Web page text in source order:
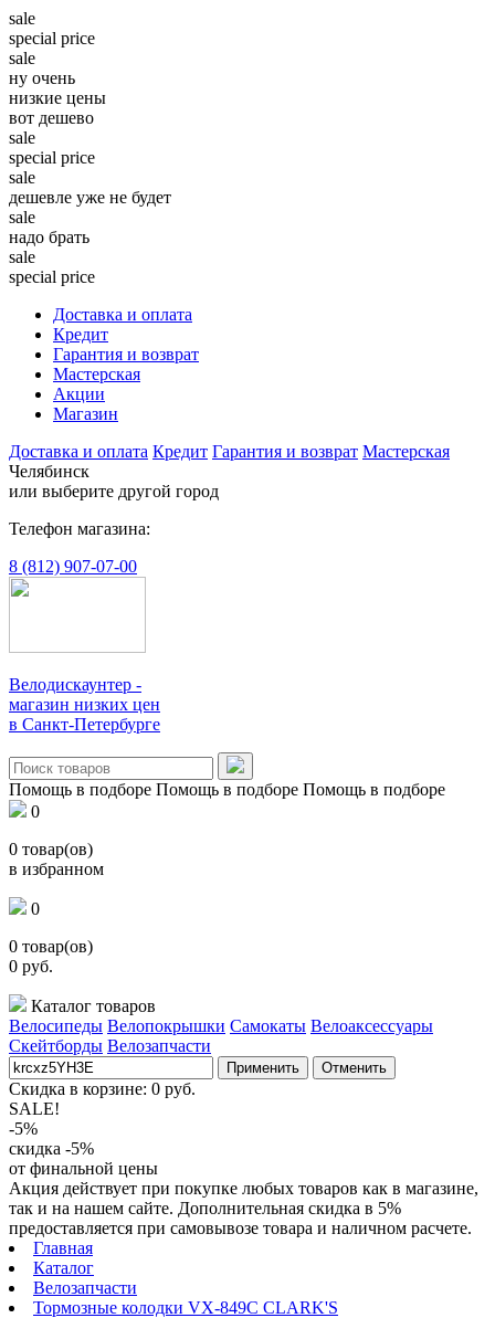
sale
special price
sale
ну очень
низкие цены
вот дешево
sale
special price
sale
дешевле уже не будет
sale
надо брать
sale
special price
Доставка и оплата
Кредит
Гарантия и возврат
Мастерская
Акции
Магазин
Доставка и оплата Кредит Гарантия и возврат Мастерская
Челябинск
или выберите другой город
Телефон магазина:
8 (812) 907-07-00
Велодискаунтер -
магазин низких цен
в Санкт-Петербурге
Помощь в подборе Помощь в подборе Помощь в подборе
0
0 товар(ов)
в избранном
0
0 товар(ов)
0 руб.
Каталог товаров
Велосипеды Велопокрышки Самокаты Велоаксессуары
Скейтборды Велозапчасти
Применить Отменить
Скидка в корзине: 0 руб.
SALE!
-5%
скидка -5%
от финальной цены
Акция действует при покупке любых товаров как в магазине,
так и на нашем сайте. Дополнительная скидка в 5%
предоставляется при самовывозе товара и наличном расчете.
Главная
Каталог
Велозапчасти
Тормозные колодки VX-849C CLARK'S